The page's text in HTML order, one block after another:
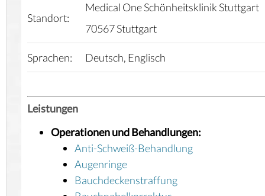
Standort:
Medical One Schönheitsklinik Stuttgart
70567 Stuttgart
Sprachen: Deutsch, Englisch
Leistungen
Operationen und Behandlungen:
Anti-Schweiß-Behandlung
Augenringe
Bauchdeckenstraffung